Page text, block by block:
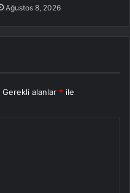
Ağustos 8, 2026
Gerekli alanlar * ile